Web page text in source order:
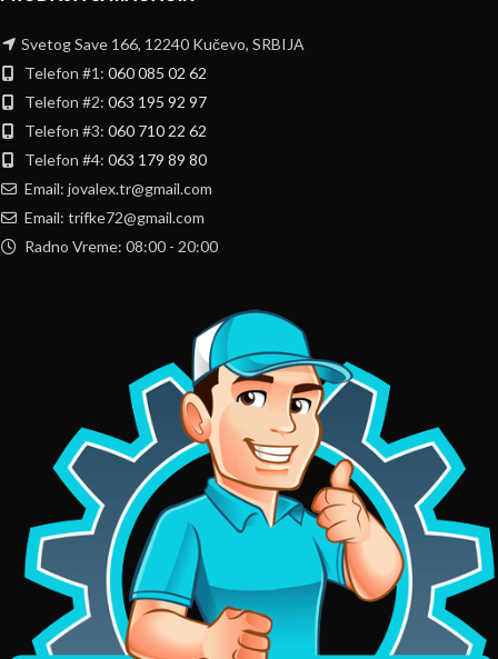
Svetog Save 166, 12240 Kučevo, SRBIJA
Telefon #1: 060 085 02 62
Telefon #2: 063 195 92 97
Telefon #3: 060 710 22 62
Telefon #4: 063 179 89 80
Email: jovalex.tr@gmail.com
Email: trifke72@gmail.com
Radno Vreme: 08:00 - 20:00